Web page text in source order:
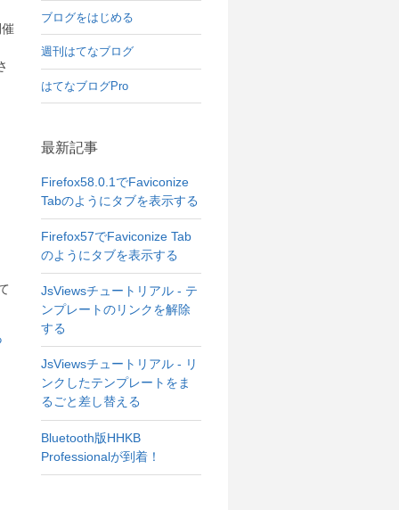
ブログをはじめる
週刊はてなブログ
はてなブログPro
最新記事
Firefox58.0.1でFaviconize
Tabのようにタブを表示する
Firefox57でFaviconize Tab
のようにタブを表示する
JsViewsチュートリアル - テ
ンプレートのリンクを解除
する
JsViewsチュートリアル - リ
ンクしたテンプレートをま
るごと差し替える
Bluetooth版HHKB
Professionalが到着！